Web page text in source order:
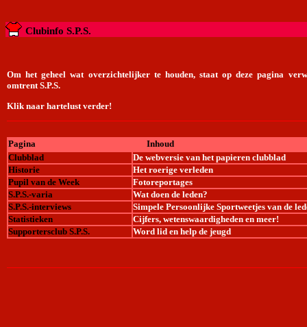
Clubinfo S.P.S.
Om het geheel wat overzichtelijker te houden, staat op deze pagina
omtrent S.P.S.
Klik naar hartelust verder!
Pagina
Inhoud
Clubblad
De webversie van het papieren clubblad
Historie
Het roerige verleden
Pupil van de Week
Fotoreportages
S.P.S.-varia
Wat doen de leden?
S.P.S.-interviews
Simpele Persoonlijke Sportweetjes van de
Statistieken
Cijfers, wetenswaardigheden en meer!
Supportersclub S.P.S.
Word lid en help de jeugd